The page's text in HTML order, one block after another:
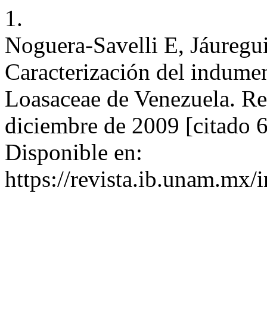
1.
Noguera-Savelli E,
Caracterización del
Loasaceae de Venezuela.
diciembre de 2009 [citado
Disponible en:
https://